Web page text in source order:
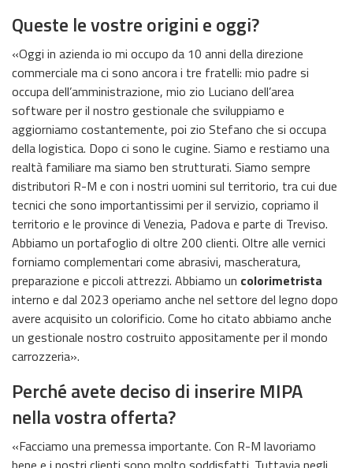
Queste le vostre origini e oggi?
«Oggi in azienda io mi occupo da 10 anni della direzione
commerciale ma ci sono ancora i tre fratelli: mio padre si
occupa dell’amministrazione, mio zio Luciano dell’area
software per il nostro gestionale che sviluppiamo e
aggiorniamo costantemente, poi zio Stefano che si occupa
della logistica. Dopo ci sono le cugine. Siamo e restiamo una
realtà familiare ma siamo ben strutturati. Siamo sempre
distributori R-M e con i nostri uomini sul territorio, tra cui due
tecnici che sono importantissimi per il servizio, copriamo il
territorio e le province di Venezia, Padova e parte di Treviso.
Abbiamo un portafoglio di oltre 200 clienti. Oltre alle vernici
forniamo complementari come abrasivi, mascheratura,
preparazione e piccoli attrezzi. Abbiamo un colorimetrista
interno e dal 2023 operiamo anche nel settore del legno dopo
avere acquisito un colorificio. Come ho citato abbiamo anche
un gestionale nostro costruito appositamente per il mondo
carrozzeria».
Perché avete deciso di inserire MIPA
nella vostra offerta?
«Facciamo una premessa importante. Con R-M lavoriamo